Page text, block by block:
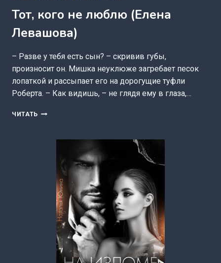
Тот, кого не люблю (Елена
Левашова)
– Разве у тебя есть сын? – скривив губы,
произносит он. Мишка неуклюже загребает песок
лопаткой и рассыпает его на дорогущие туфли
Роберта. – Как видишь, – не глядя ему в глаза,…
ЧИТАТЬ ТОТ,
ЛЮБЛЮ
ЛЕВАШОВА)